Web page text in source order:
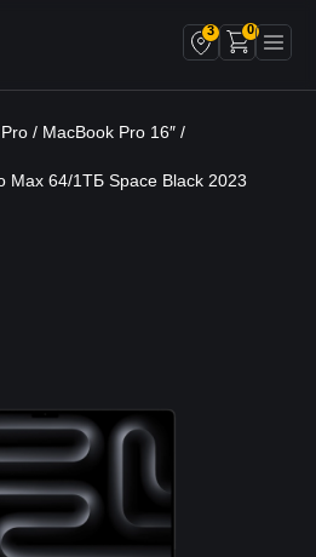
3 0
/ MacBook Pro 16″ /
Max 64/1ТБ Space Black 2023